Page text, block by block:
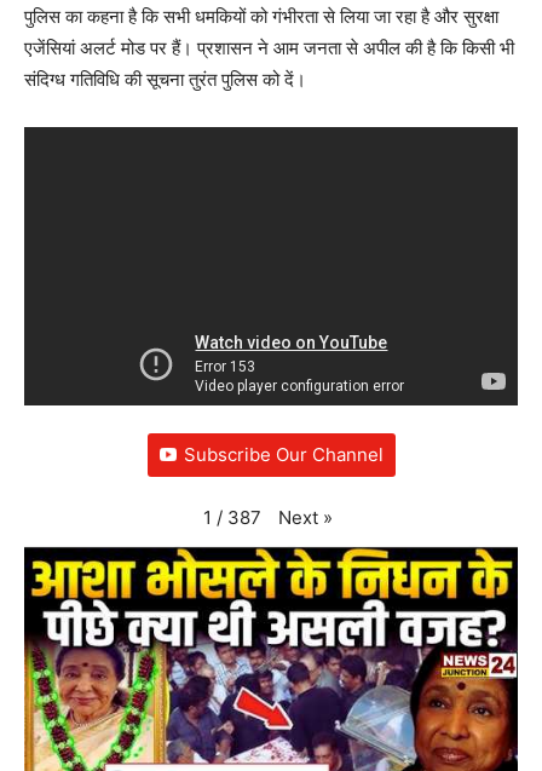
पुलिस का कहना है कि सभी धमकियों को गंभीरता से लिया जा रहा है और सुरक्षा
एजेंसियां अलर्ट मोड पर हैं। प्रशासन ने आम जनता से अपील की है कि किसी भी
संदिग्ध गतिविधि की सूचना तुरंत पुलिस को दें।
Subscribe Our Channel
1 / 387 Next »